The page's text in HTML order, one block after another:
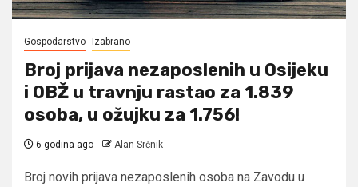
Gospodarstvo Izabrano
Broj prijava nezaposlenih u Osijeku
i OBŽ u travnju rastao za 1.839
osoba, u ožujku za 1.756!
6 godina ago Alan Srčnik
Broj novih prijava nezaposlenih osoba na Zavodu u